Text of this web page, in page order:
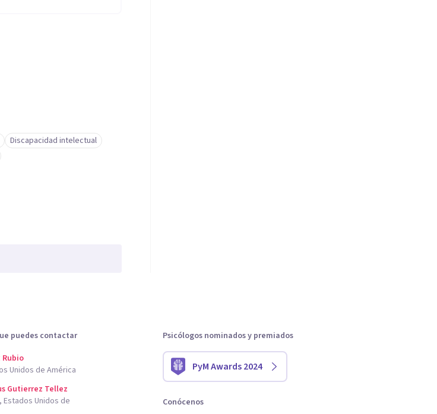
Discapacidad intelectual
puedes contactar
Rubio
Unidos de América
Gutierrez Tellez
Estados Unidos de
Psicólogos nominados y premiados
PyM Awards 2024
Conócenos